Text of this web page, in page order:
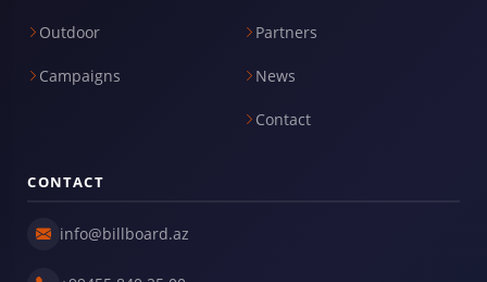
Outdoor
Campaigns
Partners
News
Contact
CONTACT
info@billboard.az